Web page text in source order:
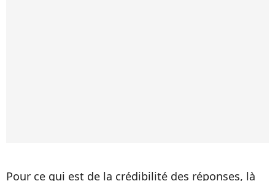
Pour ce qui est de la crédibilité des réponses, là